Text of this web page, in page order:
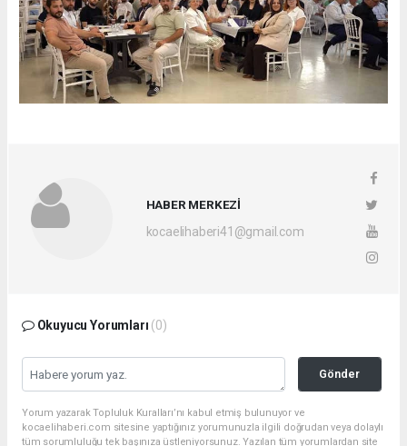
HABER MERKEZİ
kocaelihaberi41@gmail.com
Okuyucu Yorumları (0)
Gönder
Yorum yazarak Topluluk Kuralları’nı kabul etmiş bulunuyor ve
kocaelihaberi.com sitesine yaptığınız yorumunuzla ilgili doğrudan veya dolaylı
tüm sorumluluğu tek başınıza üstleniyorsunuz. Yazılan tüm yorumlardan site